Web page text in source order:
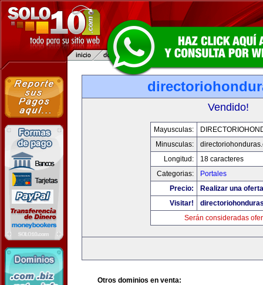
Vendido!
Mayusculas:
Minusculas:
Longitud:
18 caracteres
Categorias:
Portales
Precio:
Realizar una
Visitar!
Serán consideradas
Otros dominios en venta: